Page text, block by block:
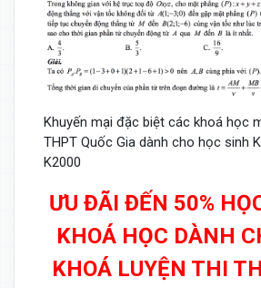
Khuyến mại đặc biệt các khoá học
THPT Quốc Gia dành cho học sinh
K2000
ƯU ĐÃI ĐẾN 50%
KHOÁ HỌC DÀNH
KHOÁ LUYỆN THI